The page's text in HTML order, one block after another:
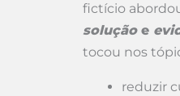
fictício
soluçãoe
tocou nos
reduzir